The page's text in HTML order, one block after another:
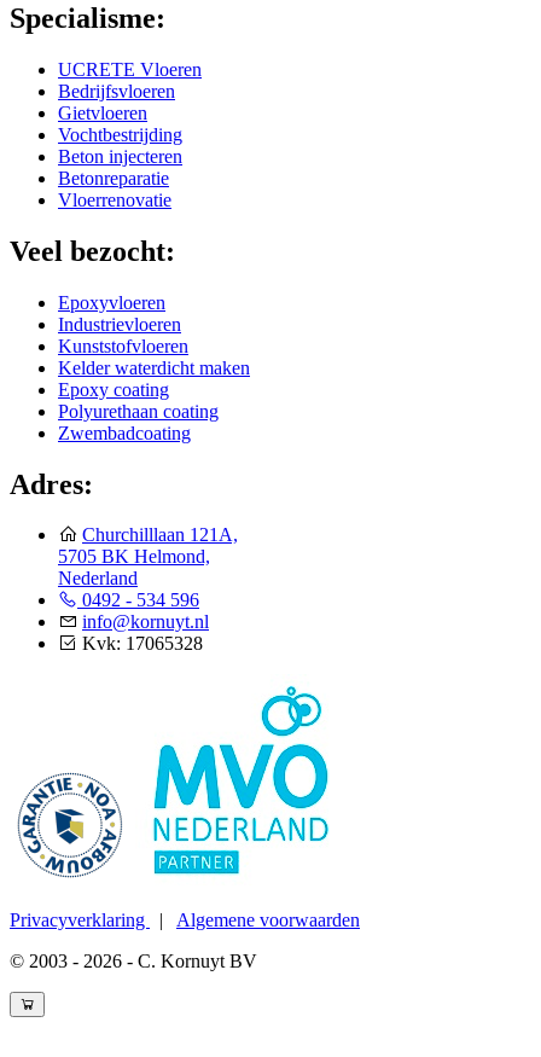
Specialisme:
UCRETE Vloeren
Bedrijfsvloeren
Gietvloeren
Vochtbestrijding
Beton injecteren
Betonreparatie
Vloerrenovatie
Veel bezocht:
Epoxyvloeren
Industrievloeren
Kunststofvloeren
Kelder waterdicht maken
Epoxy coating
Polyurethaan coating
Zwembadcoating
Adres:
Churchilllaan 121A,
5705 BK Helmond,
Nederland
0492 - 534 596
info@kornuyt.nl
Kvk: 17065328
Privacyverklaring | Algemene voorwaarden
© 2003 - 2026 - C. Kornuyt BV